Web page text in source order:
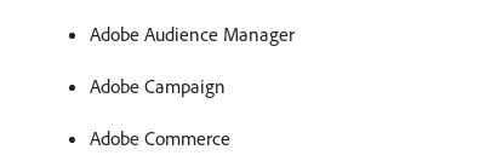
Adobe Audience Manager
Adobe Campaign
Adobe Commerce